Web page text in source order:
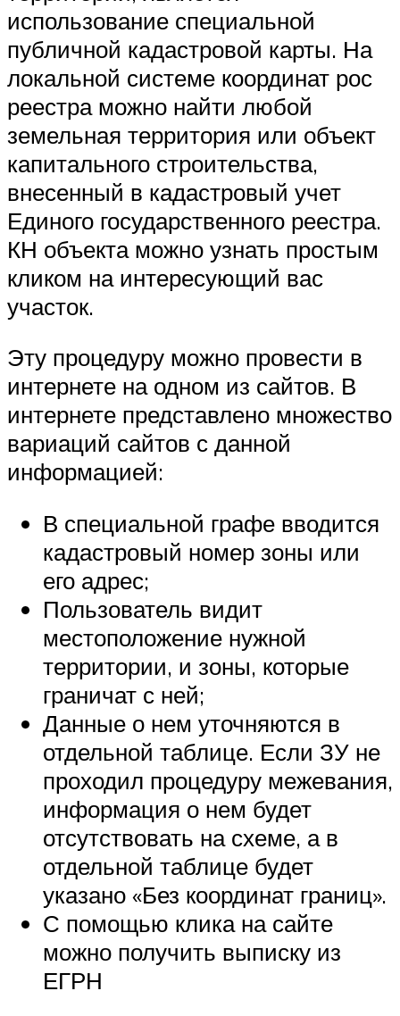
использование специальной
публичной кадастровой карты. На
локальной системе координат рос
реестра можно найти любой
земельная территория или объект
капитального строительства,
внесенный в кадастровый учет
Единого государственного реестра.
КН объекта можно узнать простым
кликом на интересующий вас
участок.
Эту процедуру можно провести в
интернете на одном из сайтов. В
интернете представлено множество
вариаций сайтов с данной
информацией:
В специальной графе вводится
кадастровый номер зоны или
его адрес;
Пользователь видит
местоположение нужной
территории, и зоны, которые
граничат с ней;
Данные о нем уточняются в
отдельной таблице. Если ЗУ не
проходил процедуру межевания,
информация о нем будет
отсутствовать на схеме, а в
отдельной таблице будет
указано «Без координат границ».
С помощью клика на сайте
можно получить выписку из
ЕГРН